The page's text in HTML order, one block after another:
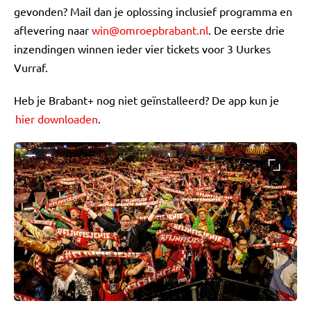
gevonden? Mail dan je oplossing inclusief programma en
aflevering naar win@omroepbrabant.nl . De eerste drie
inzendingen winnen ieder vier tickets voor 3 Uurkes
Vurraf.
Heb je Brabant+ nog niet geïnstalleerd? De app kun je
hier downloaden